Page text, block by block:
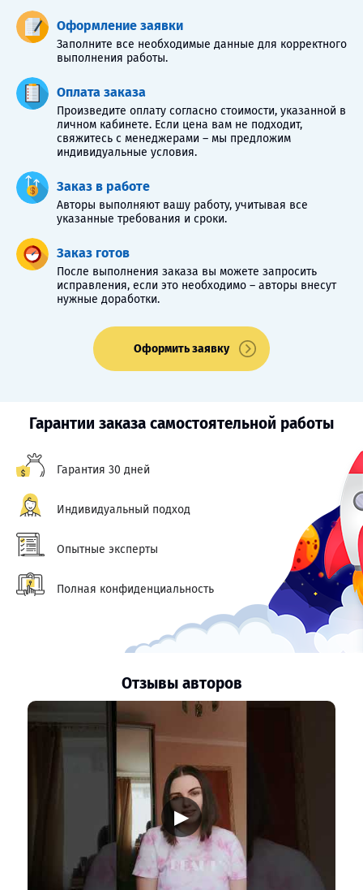
Оформление заявки
Заполните все необходимые данные для корректного
выполнения работы.
Оплата заказа
Произведите оплату согласно стоимости, указанной в
личном кабинете. Если цена вам не подходит,
свяжитесь с менеджерами – мы предложим
индивидуальные условия.
Заказ в работе
Авторы выполняют вашу работу, учитывая все
указанные требования и сроки.
Заказ готов
После выполнения заказа вы можете запросить
исправления, если это необходимо – авторы внесут
нужные доработки.
Оформить заявку
Гарантии заказа самостоятельной работы
Гарантия 30 дней
Индивидуальный подход
Опытные эксперты
Полная конфиденциальность
Отзывы авторов
▶